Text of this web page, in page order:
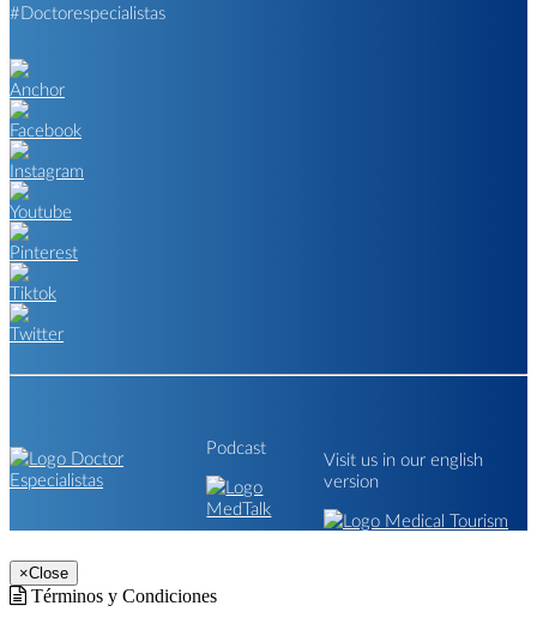
#Doctorespecialistas
Podcast
Visit us in our english
version
×Close
Términos y Condiciones